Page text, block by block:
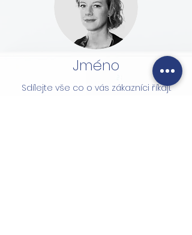
Jméno
Sdílejte vše co o vás zákazníci říkají.